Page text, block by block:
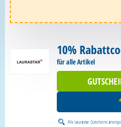
10%
für alle Artikel
AlleLaurastar Gutscheine